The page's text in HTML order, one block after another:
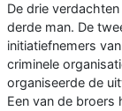
De drie
derde man. De
initiatiefnemers
criminele
organiseerde de
Een van de broers